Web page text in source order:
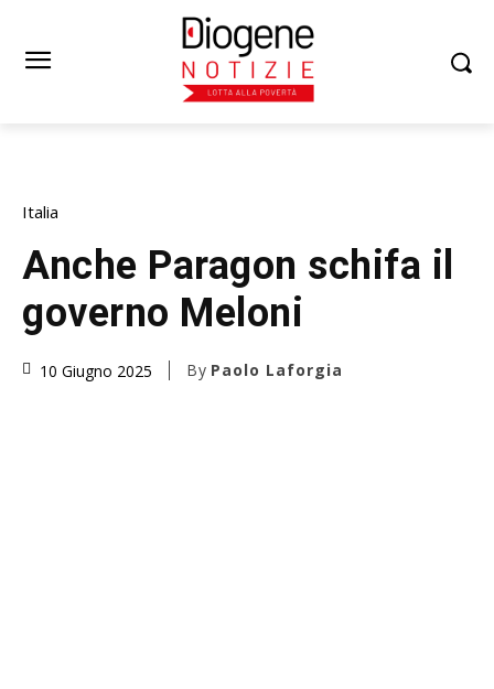
Italia
Anche Paragon schifa il
governo Meloni
10 Giugno 2025 By Paolo Laforgia